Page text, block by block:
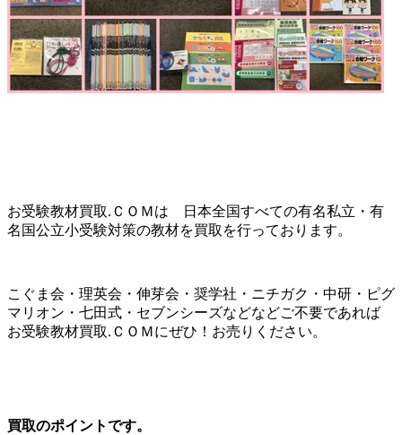
お受験教材買取.ＣＯＭは 日本全国すべての有名私立・有
名国公立小受験対策の教材を買取を行っております。
こぐま会・理英会・伸芽会・奨学社・ニチガク・中研・ピグ
マリオン・七田式・セブンシーズなどなどご不要であれば
お受験教材買取.ＣＯＭにぜひ！お売りください。
買取のポイントです。